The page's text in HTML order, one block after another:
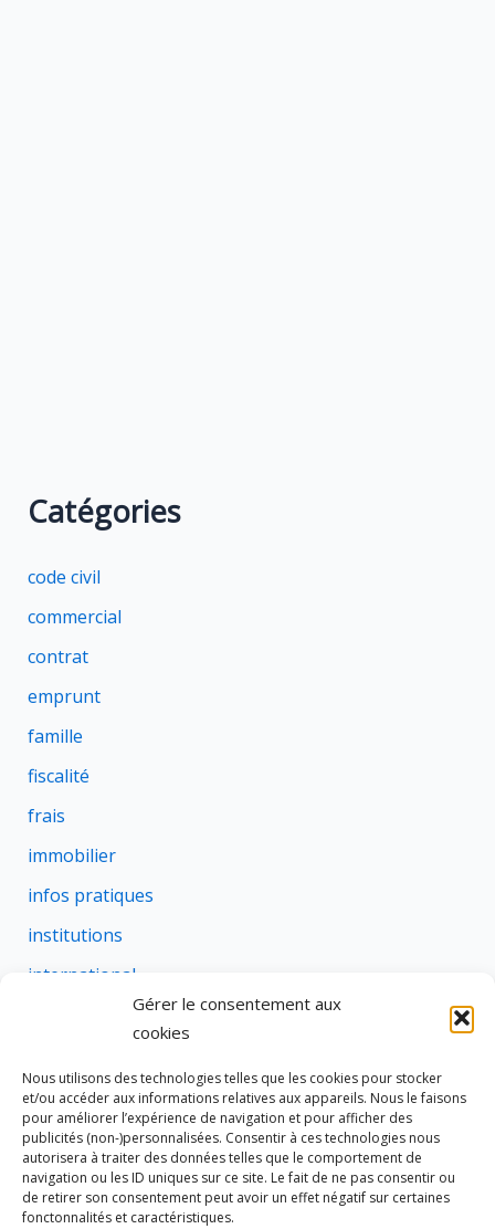
Gérer le consentement aux
cookies
Nous utilisons des technologies telles que les cookies pour stocker
et/ou accéder aux informations relatives aux appareils. Nous le faisons
pour améliorer l’expérience de navigation et pour afficher des
publicités (non-)personnalisées. Consentir à ces technologies nous
autorisera à traiter des données telles que le comportement de
navigation ou les ID uniques sur ce site. Le fait de ne pas consentir ou
de retirer son consentement peut avoir un effet négatif sur certaines
fonctonnalités et caractéristiques.
Catégories
code civil
commercial
contrat
emprunt
famille
fiscalité
frais
immobilier
infos pratiques
institutions
international
rural
social
succession
suretes